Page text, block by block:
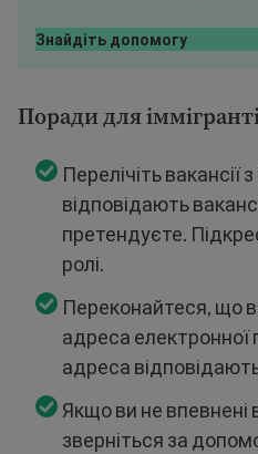
Знайдіть допомогу
Поради для
Перелічіть вакансії
відповідають
претендуєте.
ролі.
Переконайтеся, що
адреса
адреса
Якщо ви не впевнені
зверніться за